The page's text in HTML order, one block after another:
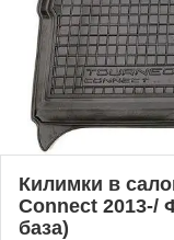
Килимки в
Connect 2013-/
база)